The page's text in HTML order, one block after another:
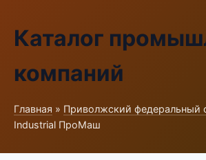
Каталог
компаний
Главная » Приволжский федеральный
Industrial ПроМаш